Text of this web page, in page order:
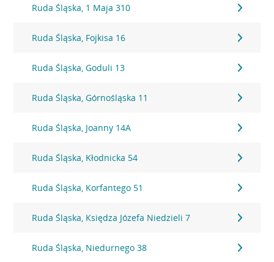
Ruda Śląska, 1 Maja 310
Ruda Śląska, Fojkisa 16
Ruda Śląska, Goduli 13
Ruda Śląska, Górnośląska 11
Ruda Śląska, Joanny 14A
Ruda Śląska, Kłodnicka 54
Ruda Śląska, Korfantego 51
Ruda Śląska, Księdza Józefa Niedzieli 7
Ruda Śląska, Niedurnego 38